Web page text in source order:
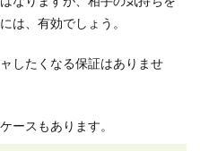
は、有効でしょう。
したくなる保証はありませ
ースもあります。